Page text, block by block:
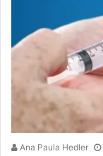
Ana Paula Hedler